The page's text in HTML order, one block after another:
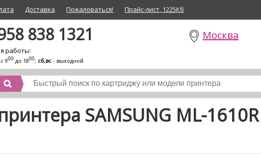
Доставка Пожаловаться! Прайс-лист, 1225Кб
838 1321
работы:
900 до 1800; сб,вс - выходной
Москва
SAMSUNG ML-1610R